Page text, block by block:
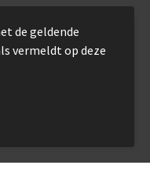
de geldende
vermeldt op deze